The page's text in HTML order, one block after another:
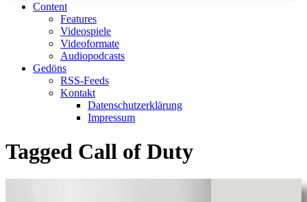
Content
Features
Videospiele
Videoformate
Audiopodcasts
Gedöns
RSS-Feeds
Kontakt
Datenschutzerklärung
Impressum
Tagged Call of Duty